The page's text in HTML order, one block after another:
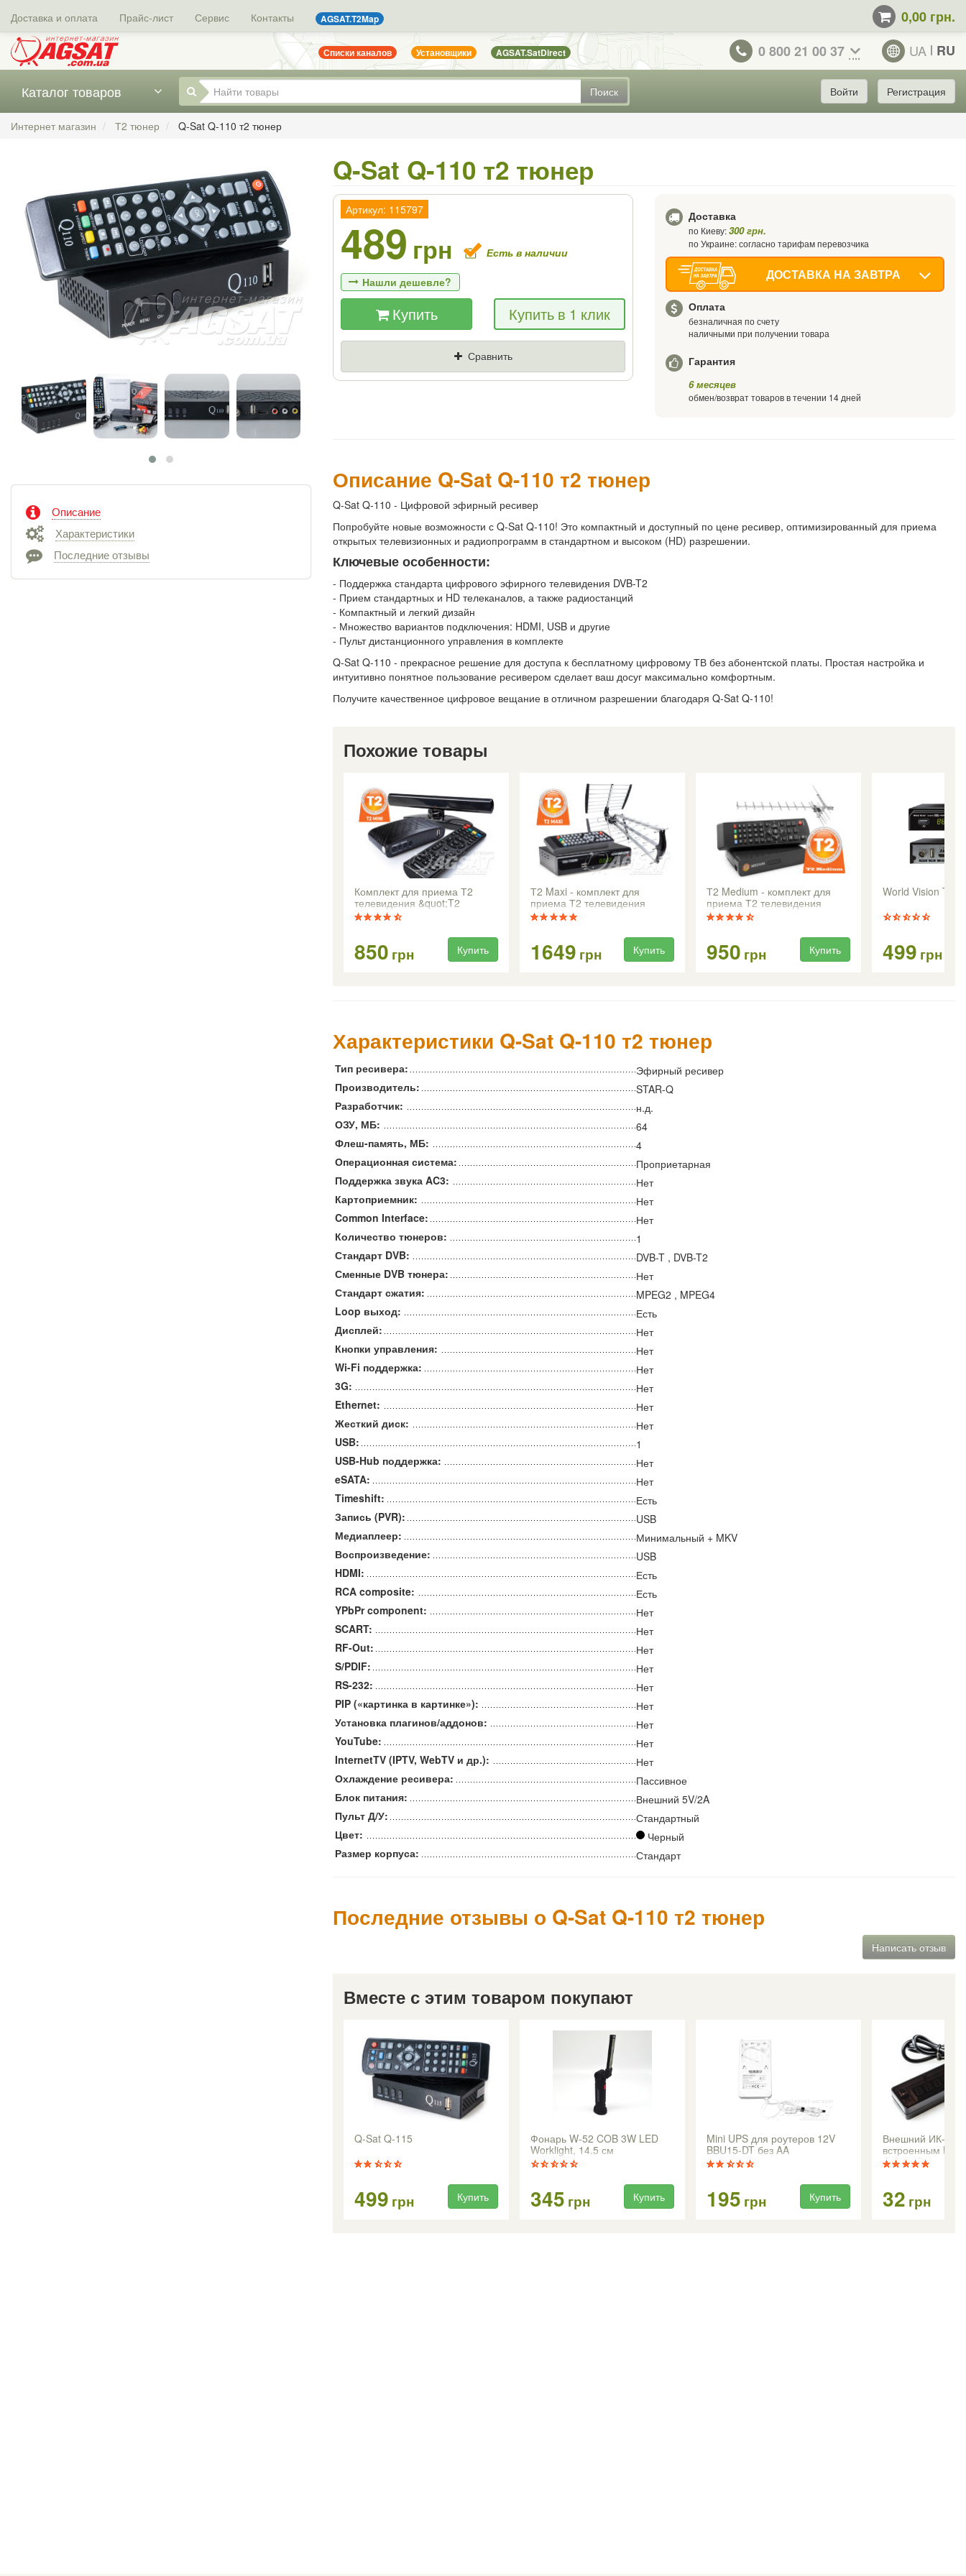
Доставка и оплата Прайс-лист Сервис Контакты AGSAT.T2Map 0,00 грн.
Списки каналов Установщики AGSAT.SatDirect 0 800 21 00 37 UA RU
Поиск
Каталог товаров Войти Регистрация
Интернет магазин Т2 тюнер Q-Sat Q-110 т2 тюнер
Описание
Характеристики
Последние отзывы
Q-Sat Q-110 т2 тюнер
Артикул: 115797
489 грн Есть в наличии
Нашли дешевле?
Если Вы найдете товар дешевле - мы снизим
цену и подарим % от разницы
Цена Где нашли (Url ссылка)
Купить Купить в 1 клик
Сравнить
Доставка
по Киеву:300 грн.
по Украине: согласно тарифам перевозчика
ДОСТАВКА НА ЗАВТРА
Оплата
безналичная по счету
наличными при получении товара
Гарантия
6 месяцев
обмен/возврат товаров в течении 14 дней
Описание Q-Sat Q-110 т2 тюнер
Q-Sat Q-110 - Цифровой эфирный ресивер
Попробуйте новые возможности с Q-Sat Q-110! Это компактный и доступный по цене ресивер, оптимизированный для приема
открытых телевизионных и радиопрограмм в стандартном и высоком (HD) разрешении.
Ключевые особенности:
- Поддержка стандарта цифрового эфирного телевидения DVB-T2
- Прием стандартных и HD телеканалов, а также радиостанций
- Компактный и легкий дизайн
- Множество вариантов подключения: HDMI, USB и другие
- Пульт дистанционного управления в комплекте
Q-Sat Q-110 - прекрасное решение для доступа к бесплатному цифровому ТВ без абонентской платы. Простая настройка и
интуитивно понятное пользование ресивером сделает ваш досуг максимально комфортным.
Получите качественное цифровое вещание в отличном разрешении благодаря Q-Sat Q-110!
Похожие товары
Комплект для приема Т2
телевидения &quot;T2
Mini&quot;
850 грн Купить
Т2 Maxi - комплект для
приема Т2 телевидения
1649 грн Купить
Т2 Medium - комплект для
приема Т2 телевидения
950 грн Купить
World Vision
499 грн
Характеристики Q-Sat Q-110 т2 тюнер
Тип ресивера:
Эфирный ресивер
Производитель:
STAR-Q
Разработчик:
н.д.
ОЗУ, МБ:
64
Флеш-память, МБ:
4
Операционная система:
Проприетарная
Поддержка звука AC3:
Нет
Картоприемник:
Нет
Common Interface:
Нет
Количество тюнеров:
1
Стандарт DVB:
DVB-T , DVB-T2
Сменные DVB тюнера:
Нет
Стандарт сжатия:
MPEG2 , MPEG4
Loop выход:
Есть
Дисплей:
Нет
Кнопки управления:
Нет
Wi-Fi поддержка:
Нет
3G:
Нет
Ethernet:
Нет
Жесткий диск:
Нет
USB:
1
USB-Hub поддержка:
Нет
eSATA:
Нет
Timeshift:
Есть
Запись (PVR):
USB
Медиаплеер:
Минимальный + MKV
Воспроизведение:
USB
HDMI:
Есть
RCA composite:
Есть
YPbPr component:
Нет
SCART:
Нет
RF-Out:
Нет
S/PDIF:
Нет
RS-232:
Нет
PIP («картинка в картинке»):
Нет
Установка плагинов/аддонов:
Нет
YouTube:
Нет
InternetTV (IPTV, WebTV и др.):
Нет
Охлаждение ресивера:
Пассивное
Блок питания:
Внешний 5V/2A
Пульт Д/У:
Стандартный
Цвет:
Черный
Размер корпуса:
Стандарт
Последние отзывы о Q-Sat Q-110 т2 тюнер
Написать отзыв
Вместе с этим товаром покупают
Q-Sat Q-115
499 грн Купить
Фонарь W-52 COB 3W LED
Worklight, 14.5 см
345 грн Купить
Mini UPS для роутеров 12V
BBU15-DT без AA
аккумуляторов
195 грн Купить
Внешний ИК-
встроенным
S2Box/Q-sat Q-
115/Satcom T503
32 грн